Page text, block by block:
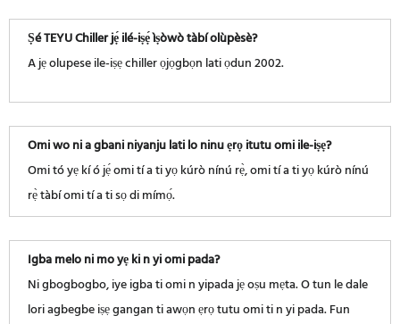
Ṣé TEYU Chiller jẹ́ ilé-iṣẹ́ ìṣòwò tàbí olùpèsè?
A jẹ olupese ile-iṣẹ chiller ọjọgbọn lati ọdun 2002.
Omi wo ni a gbani niyanju lati lo ninu ẹrọ itutu omi ile-iṣẹ?
Omi tó yẹ kí ó jẹ́ omi tí a ti yọ kúrò nínú rẹ̀, omi tí a ti yọ kúrò nínú
rẹ̀ tàbí omi tí a ti sọ di mímọ́.
Igba melo ni mo yẹ ki n yi omi pada?
Ni gbogbogbo, iye igba ti omi n yipada jẹ oṣu mẹta. O tun le dale
lori agbegbe iṣẹ gangan ti awọn ẹrọ tutu omi ti n yi pada. Fun